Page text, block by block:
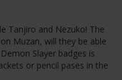
Tanjiro and Nezuko! The
Muzan, will they be able
Slayer badges is
or pencil pases in the